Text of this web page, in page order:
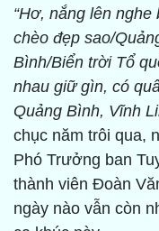
“Hơ, nắng lên
chèo đẹp sao/
Bình/Biển trời Tổ
nhau giữ gìn, có
Quảng Bình, Vĩnh
chục năm trôi qua,
Phó Trưởng ban
thành viên Đoàn
ngày nào vẫn còn